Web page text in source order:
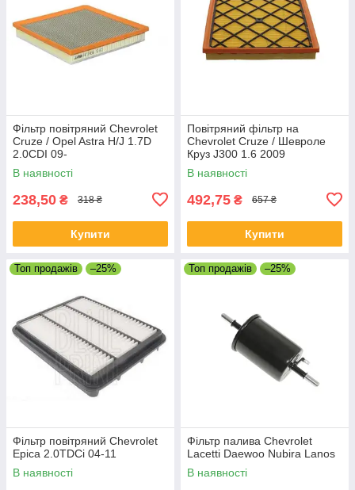
Фільтр повітряний Chevrolet
Cruze / Opel Astra H/J 1.7D
2.0CDI 09-
В наявності
238,50 ₴ 318 ₴
Купити
Повітряний фільтр на
Chevrolet Cruze / Шевроле
Круз J300 1.6 2009
В наявності
492,75 ₴ 657 ₴
Купити
Топ продажів –25%
Фільтр повітряний Chevrolet
Epica 2.0TDCi 04-11
В наявності
Топ продажів –25%
Фільтр палива Chevrolet
Lacetti Daewoo Nubira Lanos
В наявності